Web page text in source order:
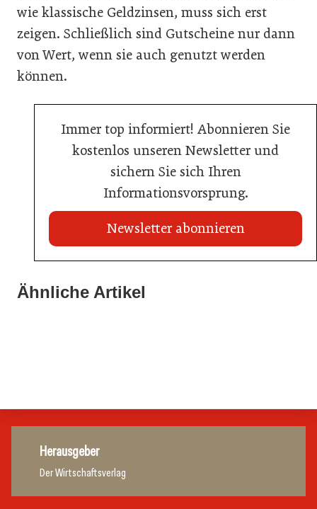
wie klassische Geldzinsen, muss sich erst
zeigen. Schließlich sind Gutscheine nur dann
von Wert, wenn sie auch genutzt werden
können.
Immer top informiert! Abonnieren Sie
kostenlos unseren Newsletter und
sichern Sie sich Ihren
Informationsvorsprung.
Newsletter abonnieren
Ähnliche Artikel
20. Juli 2026
Herausgeber
Der Wirtschaftsverlag